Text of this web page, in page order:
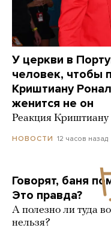
У церкви в
человек, чтобы
Криштиану
женится не он
Реакция
НОВОСТИ 12 часов назад
Говорят, баня
Это правда?
А полезно ли туда
нельзя?